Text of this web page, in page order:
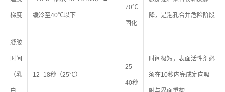
梯度 缓冷至40℃以下
70℃
固化
降，是泡孔合并危险阶段
凝胶
时间
（乳 12–18秒（25℃）
25–
40秒
时间极短，表面活性剂必
须在10秒内完成定向吸